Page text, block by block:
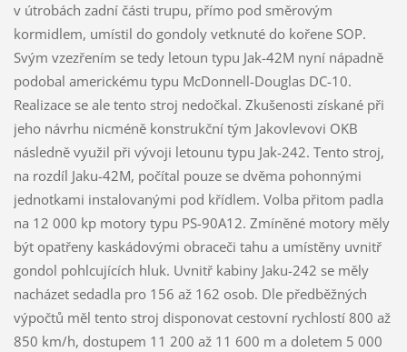
v útrobách zadní části trupu, přímo pod směrovým
kormidlem, umístil do gondoly vetknuté do kořene SOP.
Svým vzezřením se tedy letoun typu Jak-42M nyní nápadně
podobal americkému typu McDonnell-Douglas DC-10.
Realizace se ale tento stroj nedočkal. Zkušenosti získané při
jeho návrhu nicméně konstrukční tým Jakovlevovi OKB
následně využil při vývoji letounu typu Jak-242. Tento stroj,
na rozdíl Jaku-42M, počítal pouze se dvěma pohonnými
jednotkami instalovanými pod křídlem. Volba přitom padla
na 12 000 kp motory typu PS-90A12. Zmíněné motory měly
být opatřeny kaskádovými obraceči tahu a umístěny uvnitř
gondol pohlcujících hluk. Uvnitř kabiny Jaku-242 se měly
nacházet sedadla pro 156 až 162 osob. Dle předběžných
výpočtů měl tento stroj disponovat cestovní rychlostí 800 až
850 km/h, dostupem 11 200 až 11 600 m a doletem 5 000